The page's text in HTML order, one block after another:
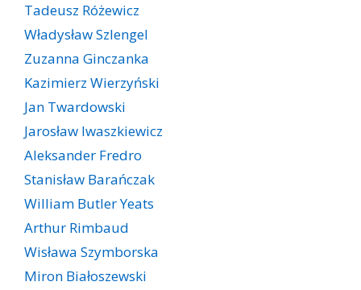
Tadeusz Różewicz
Władysław Szlengel
Zuzanna Ginczanka
Kazimierz Wierzyński
Jan Twardowski
Jarosław Iwaszkiewicz
Aleksander Fredro
Stanisław Barańczak
William Butler Yeats
Arthur Rimbaud
Wisława Szymborska
Miron Białoszewski